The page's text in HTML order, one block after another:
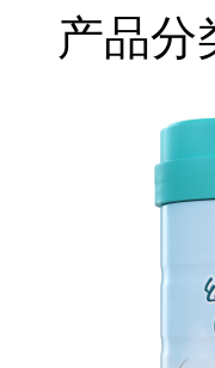
产品分